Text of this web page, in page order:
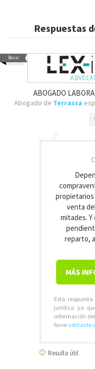
Respuestas
Basic
ABOGADO
Abogado de Terrassa
propietarios
venta
mitades.
reparto,
MÁS
Esta
jurídico ya
información
favor contacte
Resulta útil